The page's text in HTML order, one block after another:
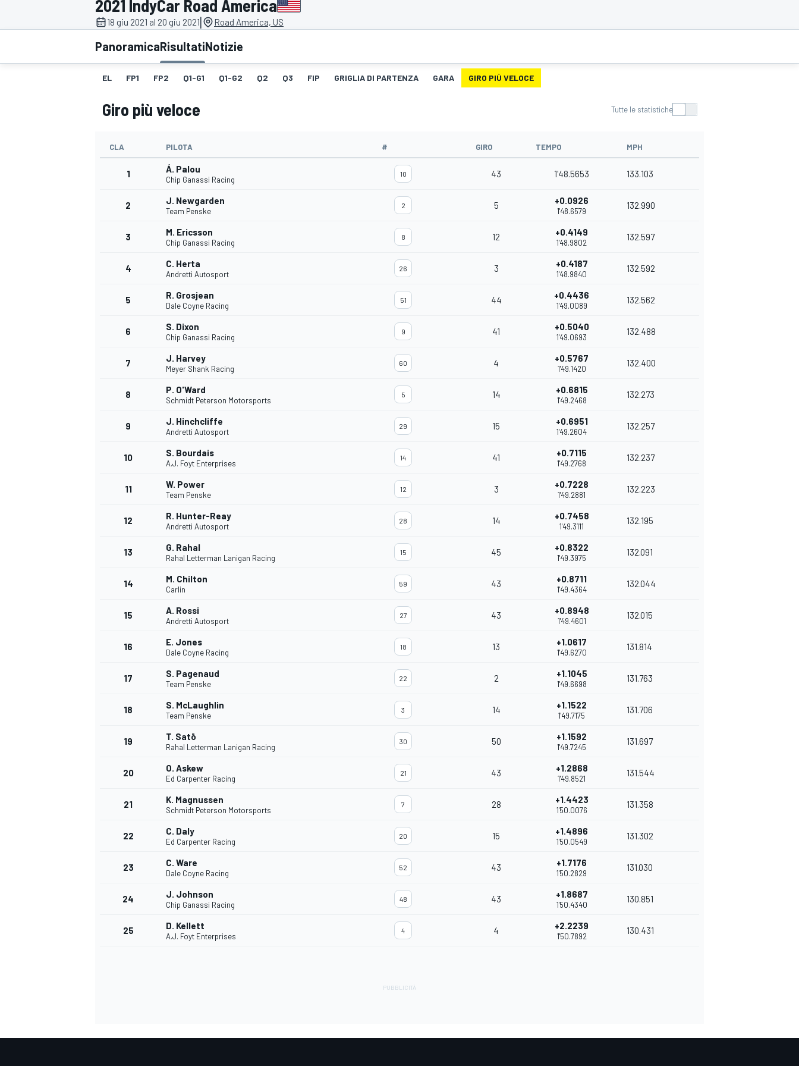
MOTOGP WEC
WRC
MONOPOSTO
2021 IndyCar Road America
18 giu 2021 al 20 giu 2021| Road America, US
PanoramicaRisultatiNotizie
EL FP1 FP2 Q1-G1 Q1-G2 Q2 Q3 FIP GRIGLIA DI PARTENZA GARA GIRO PIÙ VELOCE
Giro più veloce Tutte le statistiche
CLA PILOTA # GIRO TEMPO MPH
1 Á. Palou
Chip Ganassi Racing
10 43 1'48.5653 133.103
2 J. Newgarden
Team Penske
2 5 +0.0926
1'48.6579
132.990
3 M. Ericsson
Chip Ganassi Racing
8 12 +0.4149
1'48.9802
132.597
4 C. Herta
Andretti Autosport
26 3 +0.4187
1'48.9840
132.592
5 R. Grosjean
Dale Coyne Racing
51 44 +0.4436
1'49.0089
132.562
6 S. Dixon
Chip Ganassi Racing
9 41 +0.5040
1'49.0693
132.488
7 J. Harvey
Meyer Shank Racing
60 4 +0.5767
1'49.1420
132.400
8 P. O'Ward
Schmidt Peterson Motorsports
5 14 +0.6815
1'49.2468
132.273
9 J. Hinchcliffe
Andretti Autosport
29 15 +0.6951
1'49.2604
132.257
10 S. Bourdais
A.J. Foyt Enterprises
14 41 +0.7115
1'49.2768
132.237
11 W. Power
Team Penske
12 3 +0.7228
1'49.2881
132.223
12 R. Hunter-Reay
Andretti Autosport
28 14 +0.7458
1'49.3111
132.195
13 G. Rahal
Rahal Letterman Lanigan Racing
15 45 +0.8322
1'49.3975
132.091
14 M. Chilton
Carlin
59 43 +0.8711
1'49.4364
132.044
15 A. Rossi
Andretti Autosport
27 43 +0.8948
1'49.4601
132.015
16 E. Jones
Dale Coyne Racing
18 13 +1.0617
1'49.6270
131.814
17 S. Pagenaud
Team Penske
22 2 +1.1045
1'49.6698
131.763
18 S. McLaughlin
Team Penske
3 14 +1.1522
1'49.7175
131.706
19 T. Satō
Rahal Letterman Lanigan Racing
30 50 +1.1592
1'49.7245
131.697
20 O. Askew
Ed Carpenter Racing
21 43 +1.2868
1'49.8521
131.544
21 K. Magnussen
Schmidt Peterson Motorsports
7 28 +1.4423
1'50.0076
131.358
22 C. Daly
Ed Carpenter Racing
20 15 +1.4896
1'50.0549
131.302
23 C. Ware
Dale Coyne Racing
52 43 +1.7176
1'50.2829
131.030
24 J. Johnson
Chip Ganassi Racing
48 43 +1.8687
1'50.4340
130.851
25 D. Kellett
A.J. Foyt Enterprises
4 4 +2.2239
1'50.7892
130.431